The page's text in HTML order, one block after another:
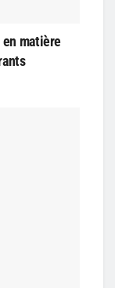
matière